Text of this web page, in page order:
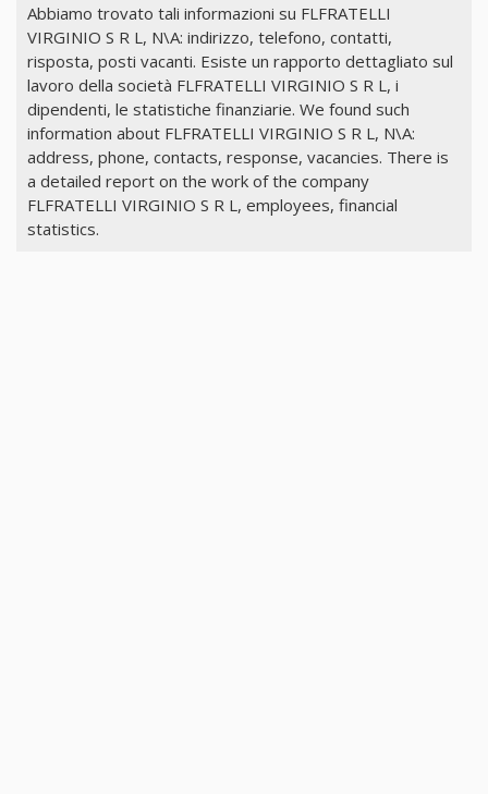
Abbiamo trovato tali informazioni su FLFRATELLI
VIRGINIO S R L, N\A: indirizzo, telefono, contatti,
risposta, posti vacanti. Esiste un rapporto dettagliato sul
lavoro della società FLFRATELLI VIRGINIO S R L, i
dipendenti, le statistiche finanziarie. We found such
information about FLFRATELLI VIRGINIO S R L, N\A:
address, phone, contacts, response, vacancies. There is
a detailed report on the work of the company
FLFRATELLI VIRGINIO S R L, employees, financial
statistics.